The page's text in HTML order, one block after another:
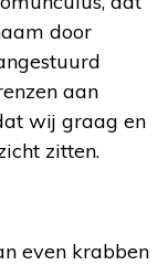
door
aan
wij graag en
zitten.
even krabben